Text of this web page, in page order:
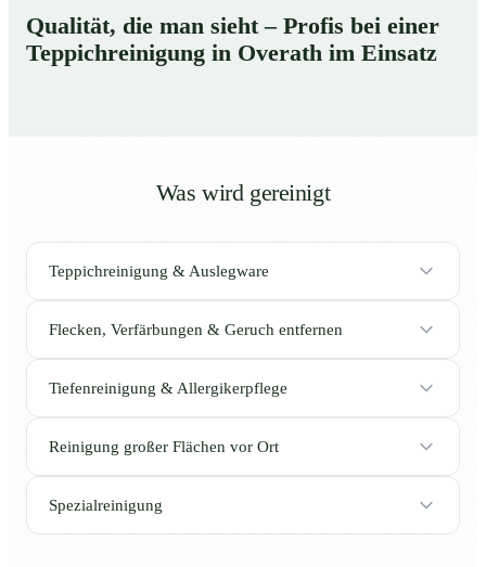
Qualität, die man sieht – Profis bei einer
Teppichreinigung in Overath im Einsatz
Was wird gereinigt
Teppichreinigung & Auslegware
Flecken, Verfärbungen & Geruch entfernen
Tiefenreinigung & Allergikerpflege
Reinigung großer Flächen vor Ort
Spezialreinigung